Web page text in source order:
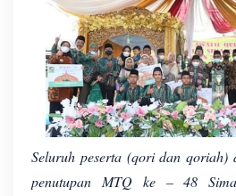
Seluruh peserta (qori dan qoriah)
penutupan MTQ ke – 48